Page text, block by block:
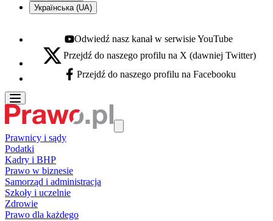
Українська (UA)
Youtube - otwiera się w nowej karcie
Odwiedź nasz kanał w serwisie YouTube
X - otwiera się w nowej karcie
Przejdź do naszego profilu na X (dawniej Twitter)
Facebook - otwiera się w nowej karcie
Przejdź do naszego profilu na Facebooku
Prawnicy i sądy
Podatki
Kadry i BHP
Prawo w biznesie
Samorząd i administracja
Szkoły i uczelnie
Zdrowie
Prawo dla każdego